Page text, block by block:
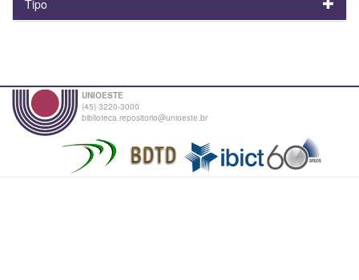
Tipo
UNIOESTE
(45) 3220-3000
biblioteca.repositorio@unioeste.br